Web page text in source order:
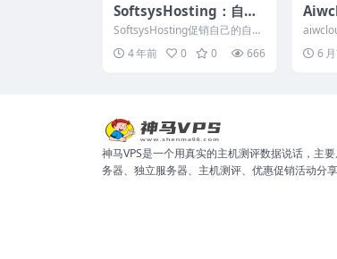
SoftsysHosting：自动
备份服务器75折，新加
坡/美国芝加哥/丹佛/英国
伦敦机房，可选Window
SoftsysHosting促销自己的自动
备份服务器，这种服务器除了主
服务器外，...
4 年前 0 0 666
高防
备，
攻击
体的
特色
6
神马VPS是一个用真实的主机测评数据说话，主
务器、独立服务器、主机测评、优惠促销活动分享